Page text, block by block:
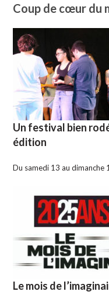
Coup de cœur du
Un festival bien
édition
Du samedi 13 au dimanche
Le mois de